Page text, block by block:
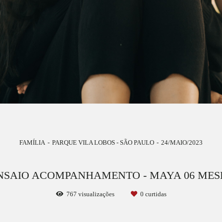
FAMÍLIA PARQUE VILA LOBOS - SÃO PAULO 24/MAIO/2023
ACOMPANHAMENTO - MAYA 06
767 visualizações 0 curtidas